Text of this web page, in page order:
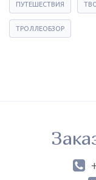
ПУТЕШЕСТВИЯ
ТРОЛЛЕОБЗОР